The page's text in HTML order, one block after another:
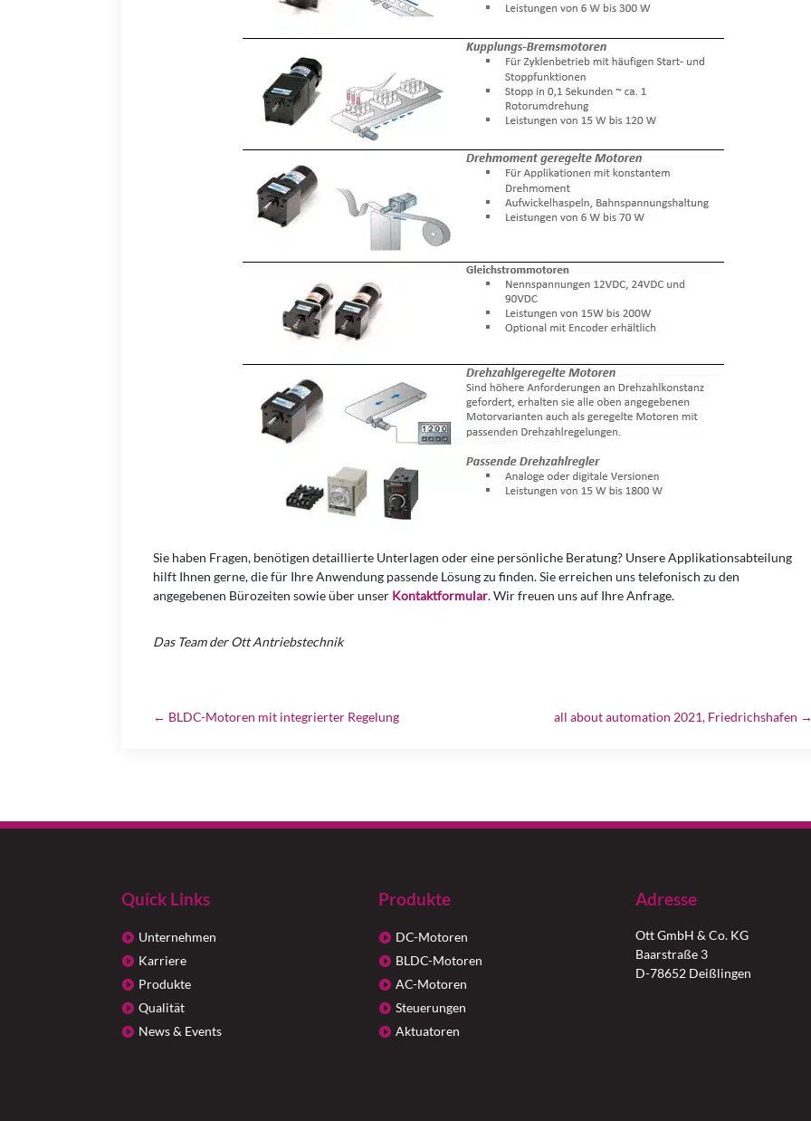
Sie haben Fragen, benötigen detaillierte Unterlagen oder eine persönliche Beratung? Unsere Applikationsabteilung
hilft Ihnen gerne, die für Ihre Anwendung passende Lösung zu finden. Sie erreichen uns telefonisch zu den
angegebenen Bürozeiten sowie über unser Kontaktformular. Wir freuen uns auf Ihre Anfrage.
Das Team der Ott Antriebstechnik
← BLDC-Motoren mit integrierter Regelung all about automation 2021, Friedrichshafen →
Quick Links
Unternehmen
Karriere
Produkte
Qualität
News & Events
Produkte
DC-Motoren
BLDC-Motoren
AC-Motoren
Steuerungen
Aktuatoren
Adresse
Ott GmbH & Co. KG
Baarstraße 3
D-78652 Deißlingen